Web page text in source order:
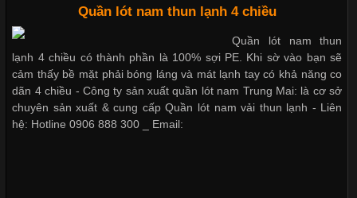
Cập nhật 2026-05-20 14:58:56
Vải thun là một trong những chất liệu được sử dụng rộng rãi
nhất trong ngành thời trang nhờ đặc tính co giãn, mềm mại và
thoải mái khi mặc. Từ áo thun, đồ thể thao cho đến đồ lót nam,
vải thun luôn đóng vai trò quan trọng trong quá trình sản xuất.
Hiện nay, nhu cầu tìm kiếm quần lót nam giá
Nguyên bộ quần lót nam Boxer thun lạnh giá rẻ
Dễ chịu hơn với quần lót nam giá rẻ vải Cotton 4 chiều
Quần lót nam thun lạnh 4 chiều
Quần lót nam thun
lạnh 4 chiều có thành phần là 100% sợi PE. Khi sờ vào bạn sẽ
cảm thấy bề mặt phải bóng láng và mát lạnh tay có khả năng co
dãn 4 chiều - Công ty sản xuất quần lót nam Trung Mai: là cơ sở
chuyên sản xuất & cung cấp Quần lót nam vải thun lạnh - Liên
hệ: Hotline 0906 888 300 _ Email: